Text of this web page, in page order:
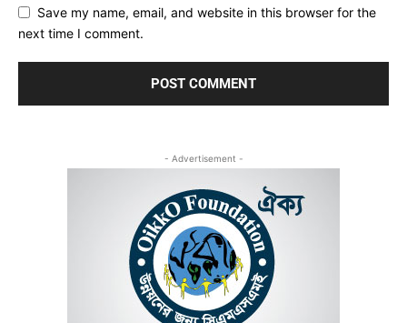
Save my name, email, and website in this browser for the
next time I comment.
- Advertisement -